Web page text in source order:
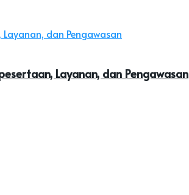
Layanan, dan Pengawasan